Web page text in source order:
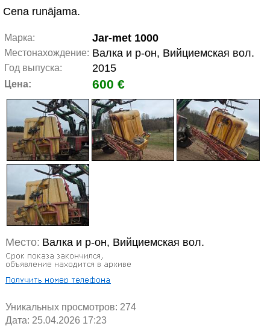
Cena runājama.
Марка: Jar-met 1000
Местонахождение: Валка и р-он, Вийциемская вол.
Год выпуска: 2015
Цена: 600 €
Место: Валка и р-он, Вийциемская вол.
Уникальных просмотров: 274
Дата: 25.04.2026 17:23